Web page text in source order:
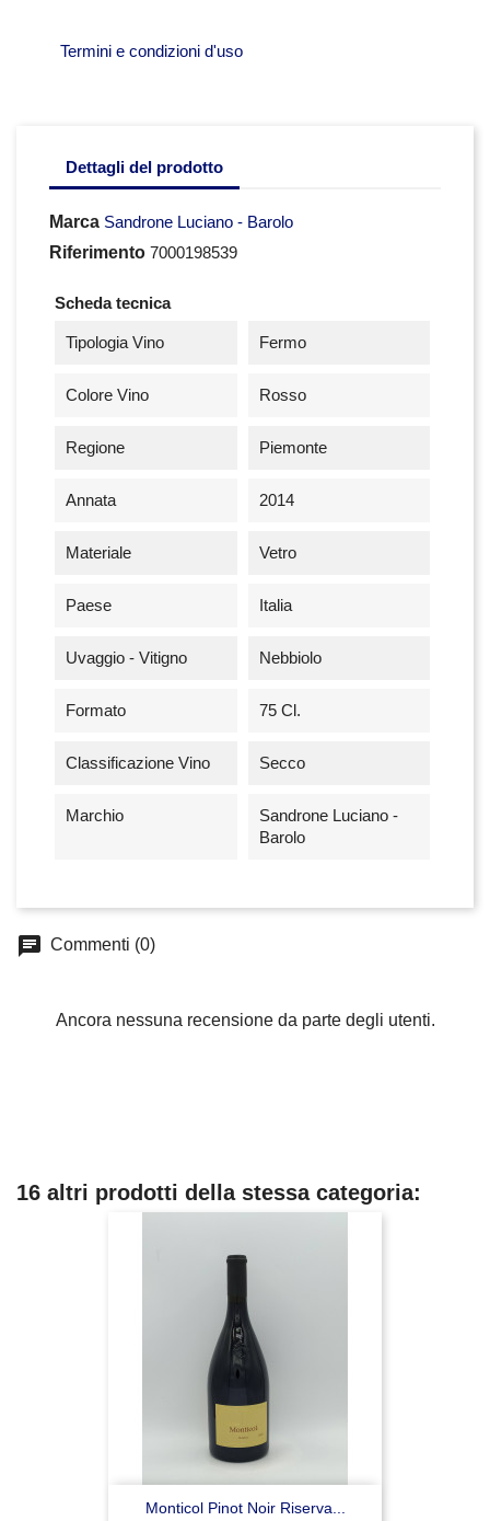
Termini e condizioni d'uso
Dettagli del prodotto
Marca Sandrone Luciano - Barolo
Riferimento 7000198539
Scheda tecnica
Tipologia Vino Fermo
Colore Vino Rosso
Regione Piemonte
Annata 2014
Materiale Vetro
Paese Italia
Uvaggio - Vitigno Nebbiolo
Formato 75 Cl.
Classificazione Vino Secco
Marchio
Sandrone Luciano -
Barolo
chat Commenti (0)
Ancora nessuna recensione da parte degli utenti.
16 altri prodotti della stessa categoria:
Monticol Pinot Noir Riserva...